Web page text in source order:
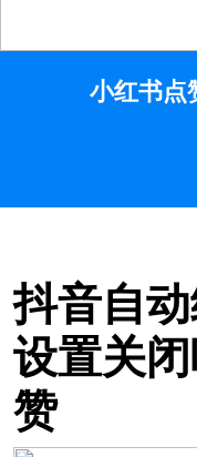
小红书点
抖音自
设置关
赞